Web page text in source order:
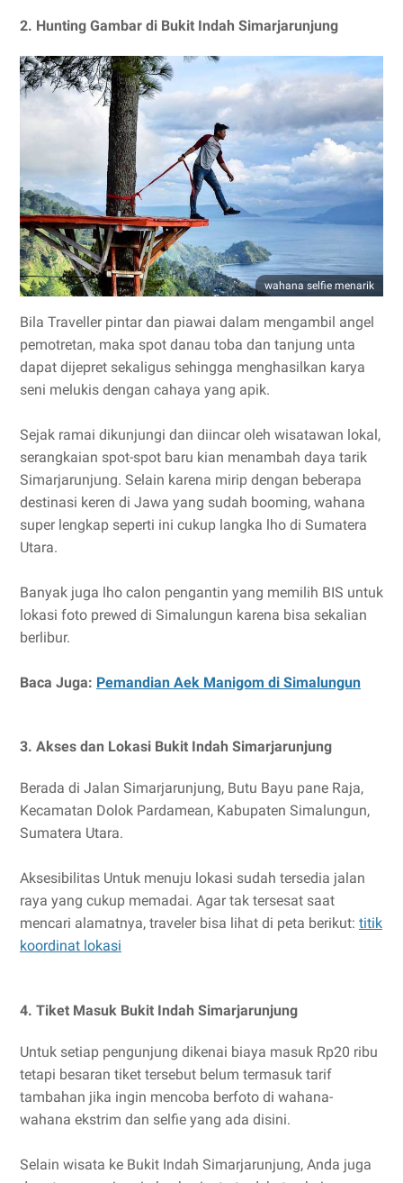
2. Hunting Gambar di Bukit Indah Simarjarunjung
wahana selfie menarik
Bila Traveller pintar dan piawai dalam mengambil angel
pemotretan, maka spot danau toba dan tanjung unta
dapat dijepret sekaligus sehingga menghasilkan karya
seni melukis dengan cahaya yang apik.
Sejak ramai dikunjungi dan diincar oleh wisatawan lokal,
serangkaian spot-spot baru kian menambah daya tarik
Simarjarunjung. Selain karena mirip dengan beberapa
destinasi keren di Jawa yang sudah booming, wahana
super lengkap seperti ini cukup langka lho di Sumatera
Utara.
Banyak juga lho calon pengantin yang memilih BIS untuk
lokasi foto prewed di Simalungun karena bisa sekalian
berlibur.
Baca Juga: Pemandian Aek Manigom di Simalungun
3. Akses dan Lokasi Bukit Indah Simarjarunjung
Berada di Jalan Simarjarunjung, Butu Bayu pane Raja,
Kecamatan Dolok Pardamean, Kabupaten Simalungun,
Sumatera Utara.
Aksesibilitas Untuk menuju lokasi sudah tersedia jalan
raya yang cukup memadai. Agar tak tersesat saat
mencari alamatnya, traveler bisa lihat di peta berikut: titik
koordinat lokasi
4. Tiket Masuk Bukit Indah Simarjarunjung
Untuk setiap pengunjung dikenai biaya masuk Rp20 ribu
tetapi besaran tiket tersebut belum termasuk tarif
tambahan jika ingin mencoba berfoto di wahana-
wahana ekstrim dan selfie yang ada disini.
Selain wisata ke Bukit Indah Simarjarunjung, Anda juga